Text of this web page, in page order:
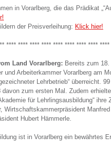
in Vorarlberg, die das Prädikat
der Preisverleihung: Klick hier!
**** **** **** **** **** **** **** ****
Land Vorarlberg: Bereits zum
und Arbeiterkammer Vorarlberg am
Lehrbetrieb“ überreicht.
zum ersten Mal. Zudem
für Lehrlingsausbildung“
Wirtschaftskammerpräsident
Hubert Hämmerle.
ist in Vorarlberg ein bewährtes